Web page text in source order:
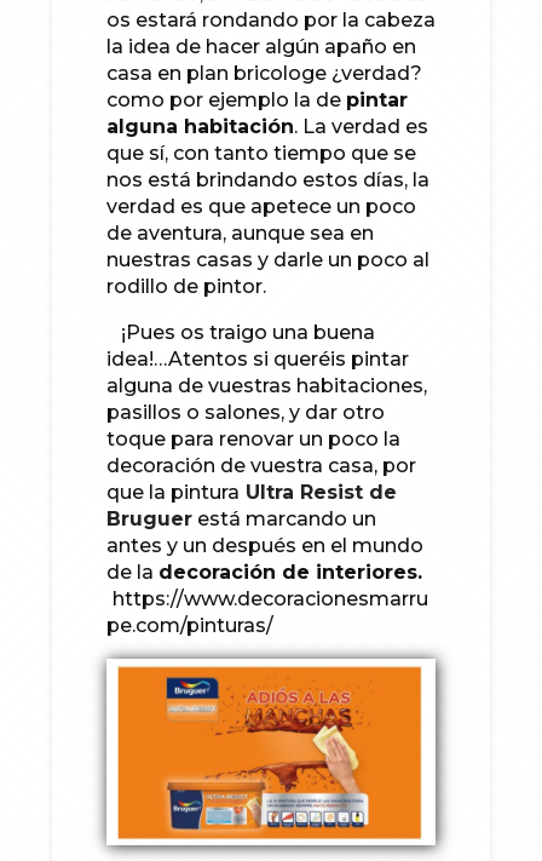
os estará rondando por la cabeza
la idea de hacer algún apaño en
casa en plan bricologe ¿verdad?
como por ejemplo la de pintar
alguna habitación. La verdad es
que sí, con tanto tiempo que se
nos está brindando estos días, la
verdad es que apetece un poco
de aventura, aunque sea en
nuestras casas y darle un poco al
rodillo de pintor.
¡Pues os traigo una buena
idea!…Atentos si queréis pintar
alguna de vuestras habitaciones,
pasillos o salones, y dar otro
toque para renovar un poco la
decoración de vuestra casa, por
que la pintura Ultra Resist de
Bruguerestá marcando un
antes y un después en el mundo
de la decoración de interiores.
https://www.decoracionesmarru
pe.com/pinturas/